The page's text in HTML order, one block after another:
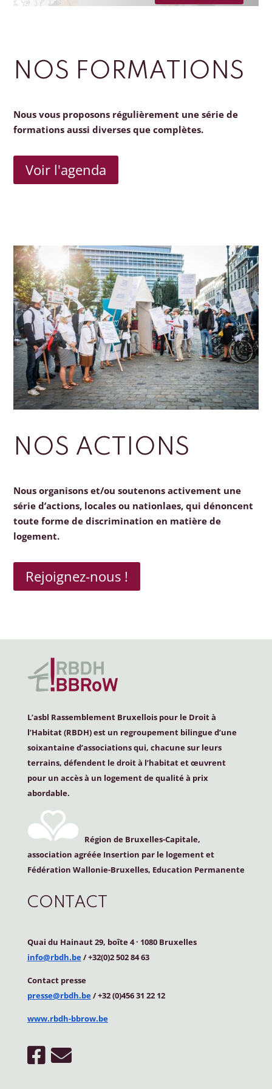
NOS FORMATIONS
Nous vous proposons régulièrement une série de
formations aussi diverses que complètes.
Voir l'agenda
NOS ACTIONS
Nous organisons et/ou soutenons activement une
série d’actions, locales ou nationlaes, qui dénoncent
toute forme de discrimination en matière de
logement.
Rejoignez-nous !
L’asbl Rassemblement Bruxellois pour le Droit à
l’Habitat (RBDH) est un regroupement bilingue d’une
soixantaine d’associations qui, chacune sur leurs
terrains, défendent le droit à l’habitat et œuvrent
pour un accès à un logement de qualité à prix
abordable.
Région de Bruxelles-Capitale,
association agréée Insertion par le logement et
Fédération Wallonie-Bruxelles, Education Permanente
CONTACT
Quai du Hainaut 29, boîte 4· 1080 Bruxelles
info@rbdh.be/ +32(0)2 502 84 63
Contact presse
presse@rbdh.be/ +32 (0)456 31 22 12
www.rbdh-bbrow.be